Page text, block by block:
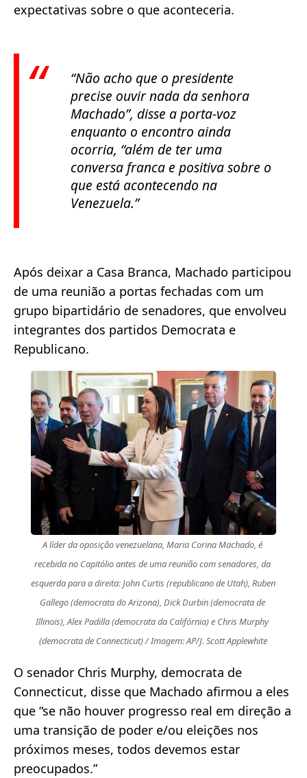
expectativas sobre o que aconteceria.
“Não acho que o presidente
precise ouvir nada da senhora
Machado”, disse a porta-voz
enquanto o encontro ainda
ocorria, “além de ter uma
conversa franca e positiva sobre o
que está acontecendo na
Venezuela.”
Após deixar a Casa Branca, Machado participou
de uma reunião a portas fechadas com um
grupo bipartidário de senadores, que envolveu
integrantes dos partidos Democrata e
Republicano.
A líder da oposição venezuelana, Maria Corina Machado, é
recebida no Capitólio antes de uma reunião com senadores, da
esquerda para a direita: John Curtis (republicano de Utah), Ruben
Gallego (democrata do Arizona), Dick Durbin (democrata de
Illinois), Alex Padilla (democrata da Califórnia) e Chris Murphy
(democrata de Connecticut) / Imagem: AP/J. Scott Applewhite
O senador Chris Murphy, democrata de
Connecticut, disse que Machado afirmou a eles
que “se não houver progresso real em direção a
uma transição de poder e/ou eleições nos
próximos meses, todos devemos estar
preocupados.”